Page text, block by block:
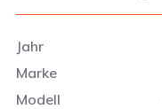
Jahr
Marke
Modell